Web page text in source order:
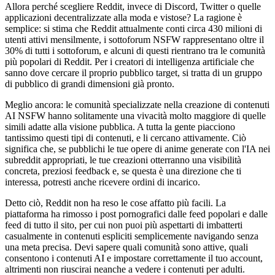
Allora perché scegliere Reddit, invece di Discord, Twitter o quelle
applicazioni decentralizzate alla moda e vistose? La ragione è
semplice: si stima che Reddit attualmente conti circa 430 milioni di
utenti attivi mensilmente, i sottoforum NSFW rappresentano oltre il
30% di tutti i sottoforum, e alcuni di questi rientrano tra le comunità
più popolari di Reddit. Per i creatori di intelligenza artificiale che
sanno dove cercare il proprio pubblico target, si tratta di un gruppo
di pubblico di grandi dimensioni già pronto.
Meglio ancora: le comunità specializzate nella creazione di contenuti
AI NSFW hanno solitamente una vivacità molto maggiore di quelle
simili adatte alla visione pubblica. A tutta la gente piacciono
tantissimo questi tipi di contenuti, e li cercano attivamente. Ciò
significa che, se pubblichi le tue opere di anime generate con l'IA nei
subreddit appropriati, le tue creazioni otterranno una visibilità
concreta, preziosi feedback e, se questa è una direzione che ti
interessa, potresti anche ricevere ordini di incarico.
Detto ciò, Reddit non ha reso le cose affatto più facili. La
piattaforma ha rimosso i post pornografici dalle feed popolari e dalle
feed di tutto il sito, per cui non puoi più aspettarti di imbatterti
casualmente in contenuti espliciti semplicemente navigando senza
una meta precisa. Devi sapere quali comunità sono attive, quali
consentono i contenuti AI e impostare correttamente il tuo account,
altrimenti non riuscirai neanche a vedere i contenuti per adulti.